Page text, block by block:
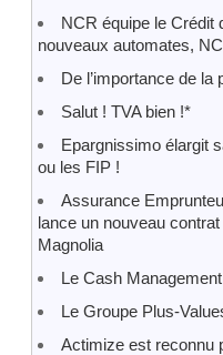
NCR équipe le Crédit
nouveaux automates,
De l’importance de
Salut ! TVA bien !*
Epargnissimo élargit
ou les FIP !
Assurance
lance un nouveau
Magnolia
Le Cash
Le Groupe Plus-
Actimize est reconnu